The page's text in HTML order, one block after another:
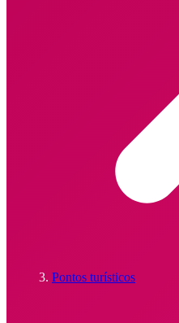
Pontos turísticos